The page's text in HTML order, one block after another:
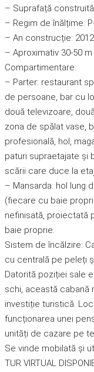
– Suprafață
– Regim de înălțime:
– An construcție: 2012
– Aproximativ 30-50
Compartimentare:
– Parter: restaurant
de persoane, bar cu
două televizoare,
zona de spălat vase,
profesională, hol,
paturi supraetajate și
scării care duce la
– Mansarda: hol lung
(fiecare cu baie
nefinisată, proiectată
baie proprie.
Sistem de încălzire:
cu centrală pe peleți
Datorită poziției sale
schi, această cabană
investiție turistică.
funcționarea unei
unități de cazare pe
Se vinde mobilată și
TUR VIRTUAL